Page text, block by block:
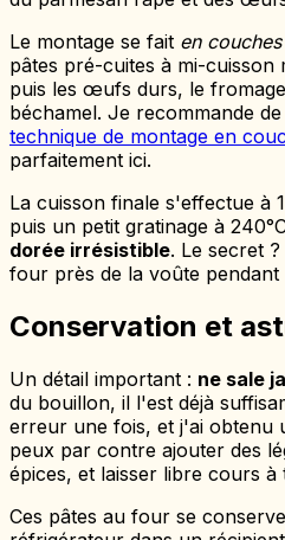
Le montage se fait en
pâtes pré-cuites à mi-cuisson
puis les œufs durs, le
béchamel. Je recommande
technique de montage en
parfaitement ici.
La cuisson finale s'effectue à
puis un petit gratinage à
dorée irrésistible. Le secret
four près de la voûte
Conservation et
Un détail important : ne sale
du bouillon, il l'est déjà
erreur une fois, et j'ai obtenu
peux par contre ajouter des
épices, et laisser libre cours à
Ces pâtes au four se